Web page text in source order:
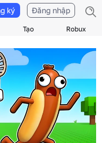
Tạo Robux
ký Đăng nhập